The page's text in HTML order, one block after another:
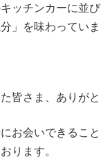
ッチンカーに並
」を味わっていま
皆さま、ありが
お会いできるこ
ります。